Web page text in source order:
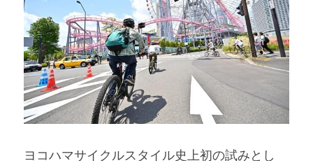
ヨコハマサイクルスタイル史上初の試みとし